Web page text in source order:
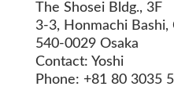
The Shosei Bldg., 3F
3-3, Honmachi Bashi,
540-0029 Osaka
Contact: Yoshi
Phone: +81 80 3035